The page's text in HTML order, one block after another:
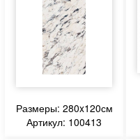
Размеры: 280x120см
Артикул: 100413